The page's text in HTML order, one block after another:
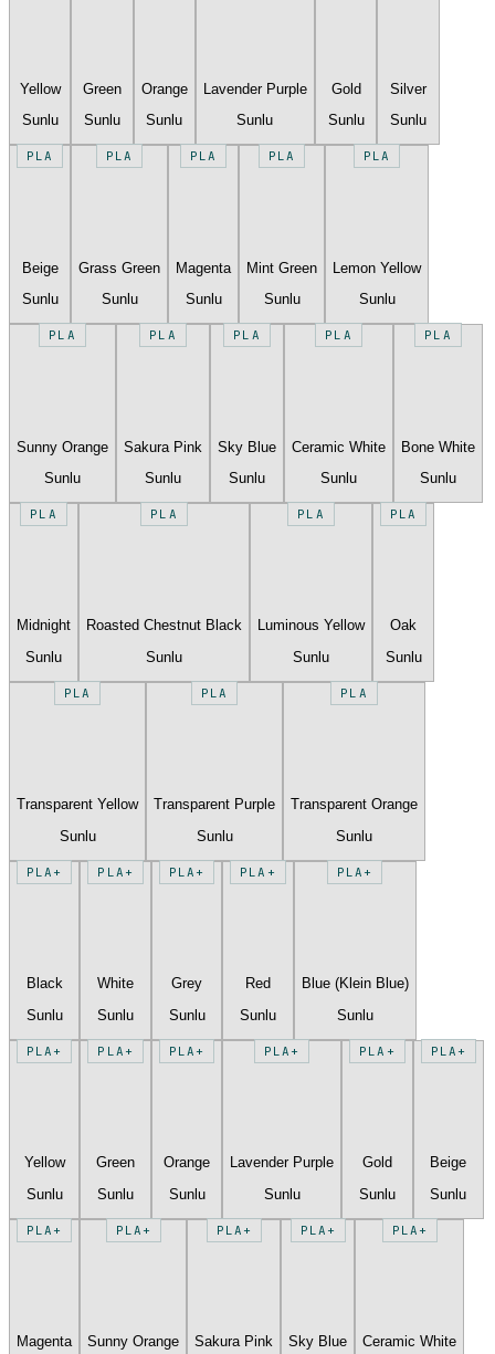
Yellow
Sunlu
Green
Sunlu
Orange
Sunlu
Lavender Purple
Sunlu
Gold
Sunlu
Silver
Sunlu
PLA
Beige
Sunlu
PLA
Grass Green
Sunlu
PLA
Magenta
Sunlu
PLA
Mint Green
Sunlu
PLA
Lemon Yellow
Sunlu
PLA
Sunny Orange
Sunlu
PLA
Sakura Pink
Sunlu
PLA
Sky Blue
Sunlu
PLA
Ceramic White
Sunlu
PLA
Bone White
Sunlu
PLA
Midnight
Sunlu
PLA
Roasted Chestnut Black
Sunlu
PLA
Luminous Yellow
Sunlu
PLA
Oak
Sunlu
PLA
Transparent Yellow
Sunlu
PLA
Transparent Purple
Sunlu
PLA
Transparent Orange
Sunlu
PLA+
Black
Sunlu
PLA+
White
Sunlu
PLA+
Grey
Sunlu
PLA+
Red
Sunlu
PLA+
Blue (Klein Blue)
Sunlu
PLA+
Yellow
Sunlu
PLA+
Green
Sunlu
PLA+
Orange
Sunlu
PLA+
Lavender Purple
Sunlu
PLA+
Gold
Sunlu
PLA+
Beige
Sunlu
PLA+
Magenta
PLA+
Sunny Orange
PLA+
Sakura Pink
PLA+
Sky Blue
PLA+
Ceramic White